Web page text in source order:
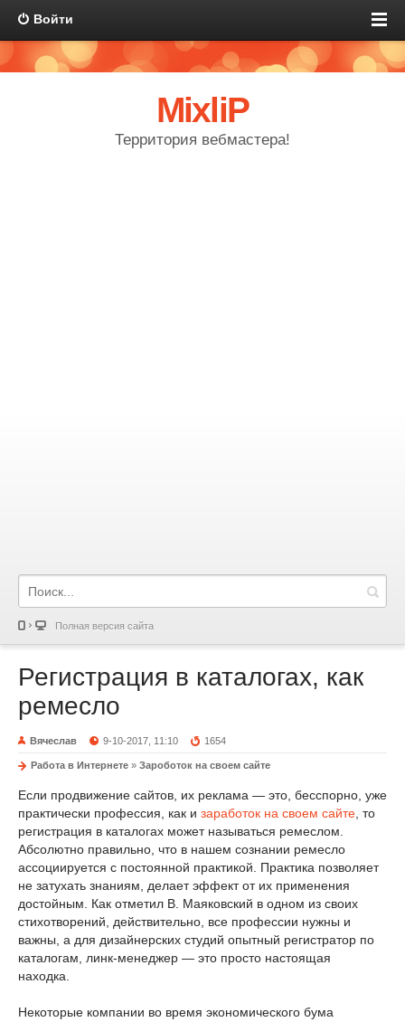
Войти
MixliP
Территория вебмастера!
Полная версия сайта
Регистрация в каталогах, как
ремесло
Вячеслав 9-10-2017, 11:10 1654
Работа в Интернете » Зароботок на своем сайте
Если продвижение сайтов, их реклама — это, бесспорно, уже
практически профессия, как и заработок на своем сайте , то
регистрация в каталогах может называться ремеслом.
Абсолютно правильно, что в нашем сознании ремесло
ассоциируется с постоянной практикой. Практика позволяет
не затухать знаниям, делает эффект от их применения
достойным. Как отметил В. Маяковский в одном из своих
стихотворений, действительно, все профессии нужны и
важны, а для дизайнерских студий опытный регистратор по
каталогам, линк-менеджер — это просто настоящая
находка.
Некоторые компании во время экономического бума